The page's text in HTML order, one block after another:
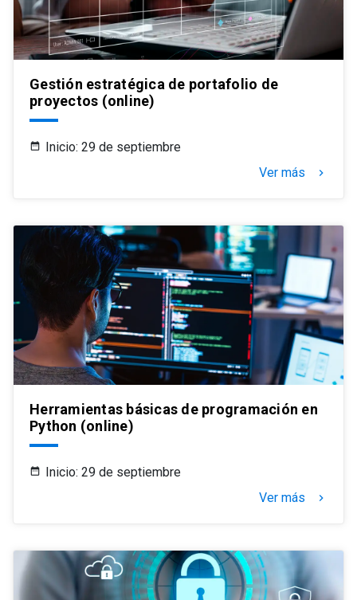
Gestión estratégica de portafolio de
proyectos (online)
Inicio: 29 de septiembre
Ver más
keyboard_arrow_right
Herramientas básicas de programación en
Python (online)
Inicio: 29 de septiembre
Ver más
keyboard_arrow_right